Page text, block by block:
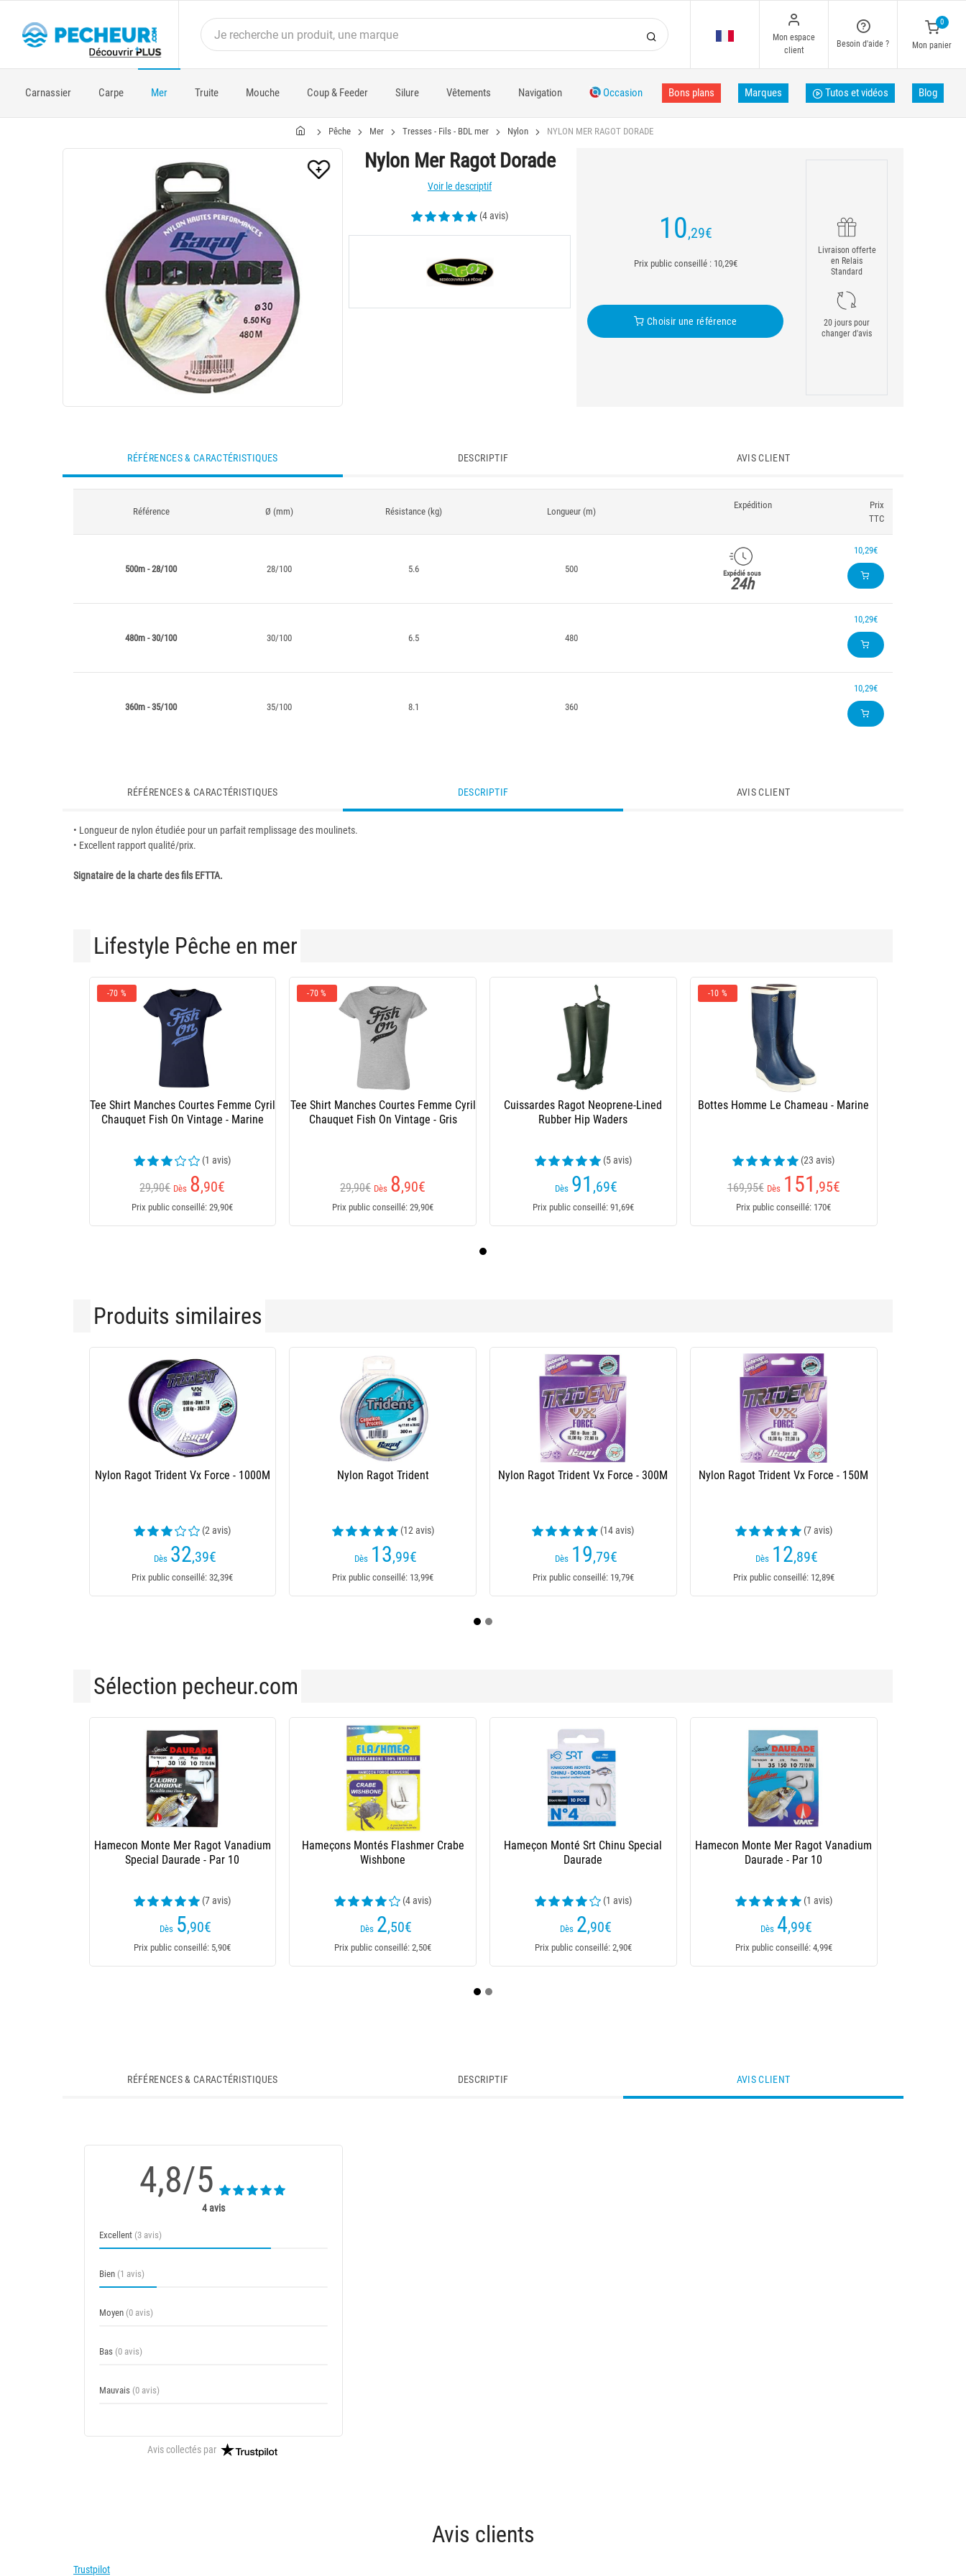
Mon espace
client
Besoin d'aide ?
0
Mon panier
Carnassier Carpe Mer Truite Mouche Coup & Feeder Silure Vêtements Navigation Occasion Bons plans Marques Tutos et vidéos Blog
Pêche Mer Tresses - Fils - BDL mer Nylon NYLON MER RAGOT DORADE
Nylon Mer Ragot Dorade
Voir le descriptif
(4 avis) 10,29€
Prix public conseillé : 10,29€
Choisir une référence
Livraison offerte
en Relais
Standard
20 jours pour
changer d'avis
RÉFÉRENCES & CARACTÉRISTIQUES DESCRIPTIF AVIS CLIENT
Référence Ø (mm) Résistance (kg) Longueur (m)
Expédition
Prix
TTC
500m - 28/100 28/100 5.6 500 Expédié sous
24h
10,29€
480m - 30/100 30/100 6.5 480
10,29€
360m - 35/100 35/100 8.1 360
10,29€
RÉFÉRENCES & CARACTÉRISTIQUES DESCRIPTIF AVIS CLIENT
• Longueur de nylon étudiée pour un parfait remplissage des moulinets.
• Excellent rapport qualité/prix.
Signataire de la charte des fils EFTTA.
Lifestyle Pêche en mer
-70 %
Tee Shirt Manches Courtes Femme Cyril
Chauquet Fish On Vintage - Marine
(1 avis)
29,90€ Dès 8,90€
Prix public conseillé: 29,90€
-70 %
Tee Shirt Manches Courtes Femme Cyril
Chauquet Fish On Vintage - Gris
29,90€ Dès 8,90€
Prix public conseillé: 29,90€
Cuissardes Ragot Neoprene-Lined
Rubber Hip Waders
(5 avis)
Dès 91 ,69€
Prix public conseillé: 91,69€
-10 %
Bottes Homme Le Chameau - Marine
(23 avis)
169,95€ Dès 151 ,95€
Prix public conseillé: 170€
Produits similaires
Nylon Ragot Surf Fluo - 300M
Dès 11,19€
Prix public conseillé: 11,19€
Nylon Teklon Gold Advanced - 300M
(15 avis)
Dès 20,50€
Prix public conseillé: 20,50€
Nylon Teklon Gold Advanced - 150M
(20 avis)
Dès 14,20€
Prix public conseillé: 14,20€
Nylon Asso Tuna - 1000M
(4 avis)
Dès 59,90€
Prix public conseillé: 59,90€
Sélection pecheur.com
Nylon Mer Ragot Bar Nylon Srt Special Dorade - Rose Perle Vercelli Arrondies Lumineuses
RÉFÉRENCES & CARACTÉRISTIQUES DESCRIPTIF AVIS CLIENT
4,8/5
4 avis
Excellent (3 avis)
Bien (1 avis)
Moyen (0 avis)
Bas (0 avis)
Mauvais (0 avis)
Avis collectés par
Avis clients
Trustpilot